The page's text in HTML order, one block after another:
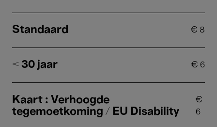
Standaard € 8
< 30 jaar € 6
Kaart : Verhoogde
tegemoetkoming / EU Disability
€
6